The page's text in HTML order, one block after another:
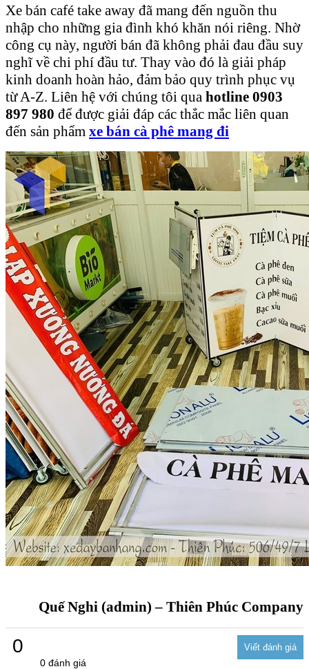
Xe bán café take away đã mang đến nguồn thu
nhập cho những gia đình khó khăn nói riêng. Nhờ
công cụ này, người bán đã không phải đau đầu suy
nghĩ về chi phí đầu tư. Thay vào đó là giải pháp
kinh doanh hoàn hảo, đảm bảo quy trình phục vụ
từ A-Z. Liên hệ với chúng tôi qua hotline 0903
897 980 để được giải đáp các thắc mắc liên quan
đến sản phẩm xe bán cà phê mang đi
Quế Nghi (admin) – Thiên Phúc Company
0
0 đánh giá